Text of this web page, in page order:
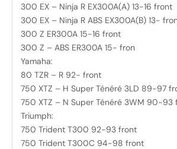
300 EX – Ninja R EX300A(A) 13-16 front
300 EX – Ninja R ABS EX300A(B) 13-
300 Z ER300A 15-16 front
300 Z – ABS ER300A 15- fron
Yamaha:
80 TZR – R 92- front
750 XTZ – H Super Ténéré 3LD 89-97
750 XTZ – N Super Ténéré 3WM 90-93
Triumph:
750 Trident T300 92-93 front
750 Trident T300C 94-98 front